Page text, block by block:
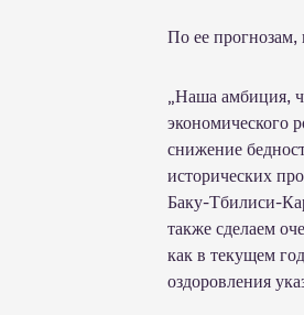
По ее
„Наша амбиция,
экономического
снижение
исторических
Баку-Тбилиси-
также сделаем
как в текущем
оздоровления